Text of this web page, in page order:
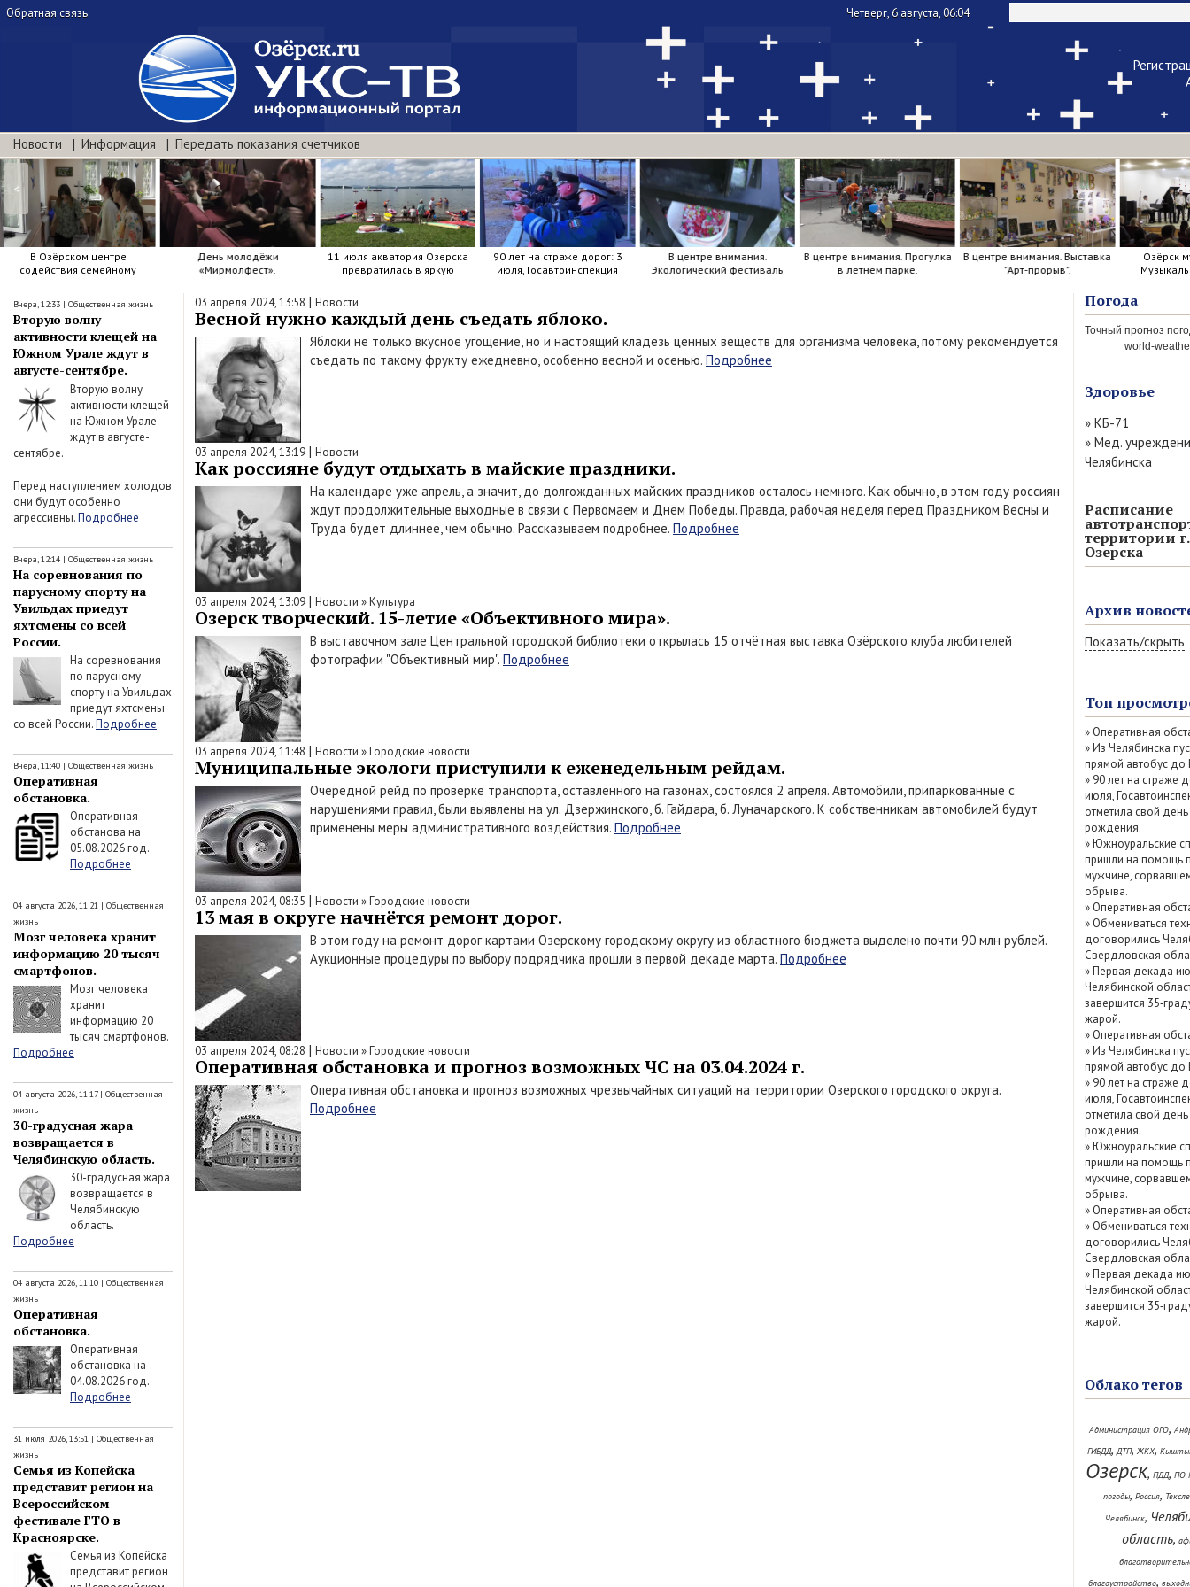
Обратная связь Четверг, 6 августа, 06:04
Чужой
Напомнить
Новости Информация Передать показания счетчиков
В Озёрском центре
содействия семейному
День молодёжи
«Мирмолфест».
11 июля акватория Озерска
превратилась в яркую
90 лет на страже дорог: 3
июля, Госавтоинспекция
В центре внимания.
Экологический фестиваль
В центре внимания. Прогулка
в летнем парке.
В центре внимания. Выставка
"Арт-прорыв".
Озёрск
<
Вчера, 12:33 | Общественная жизнь
Вторую волну
активности клещей на
Южном Урале ждут в
августе-сентябре.
Вторую волну
активности клещей
на Южном Урале
ждут в августе-
сентябре.
Перед наступлением холодов
они будут особенно
агрессивны.Подробнее
Вчера, 12:14 | Общественная жизнь
На соревнования по
парусному спорту на
Увильдах приедут
яхтсмены со всей
России.
На соревнования
по парусному
спорту на Увильдах
приедут яхтсмены
со всей России.Подробнее
Вчера, 11:40 | Общественная жизнь
Оперативная
обстановка.
Оперативная
обстанова на
05.08.2026 год.
Подробнее
04 августа 2026, 11:21 | Общественная
жизнь
Мозг человека хранит
информацию 20 тысяч
смартфонов.
Мозг человека
хранит
информацию 20
тысяч смартфонов.
Подробнее
04 августа 2026, 11:17| Общественная
жизнь
30-градусная жара
возвращается в
Челябинскую область.
30-градусная жара
возвращается в
Челябинскую
область.
Подробнее
04 августа 2026, 11:10 | Общественная
жизнь
Оперативная
обстановка.
Оперативная
обстановка на
04.08.2026 год.
Подробнее
31 июля 2026, 13:51 | Общественная
жизнь
Семья из Копейска
представит регион на
Всероссийском
фестивале ГТО в
Красноярске.
Семья из Копейска
представит регион
03 апреля 2024, 13:58 | Новости
Весной нужно каждый день съедать яблоко.
Яблоки не только вкусное угощение, но и настоящий кладезь ценных веществ для организма человека, потому рекомендуется
съедать по такому фрукту ежедневно, особенно весной и осенью. Подробнее
03 апреля 2024, 13:19 | Новости
Как россияне будут отдыхать в майские праздники.
На календаре уже апрель, а значит, до долгожданных майских праздников осталось немного. Как обычно, в этом году россиян
ждут продолжительные выходные в связи с Первомаем и Днем Победы. Правда, рабочая неделя перед Праздником Весны и
Труда будет длиннее, чем обычно. Рассказываем подробнее. Подробнее
03 апреля 2024, 13:09 | Новости »Культура
Озерск творческий. 15-летие «Объективного мира».
В выставочном зале Центральной городской библиотеки открылась 15 отчётная выставка Озёрского клуба любителей
фотографии "Объективный мир". Подробнее
03 апреля 2024, 11:48 | Новости »Городские новости
Муниципальные экологи приступили к еженедельным рейдам.
Очередной рейд по проверке транспорта, оставленного на газонах, состоялся 2 апреля. Автомобили, припаркованные с
нарушениями правил, были выявлены на ул. Дзержинского, б. Гайдара, б. Луначарского. К собственникам автомобилей будут
применены меры административного воздействия. Подробнее
03 апреля 2024, 08:35 | Новости »Городские новости
13 мая в округе начнётся ремонт дорог.
В этом году на ремонт дорог картами Озерскому городскому округу из областного бюджета выделено почти 90 млн рублей.
Аукционные процедуры по выбору подрядчика прошли в первой декаде марта. Подробнее
03 апреля 2024, 08:28 | Новости »Городские новости
Оперативная обстановка и прогноз возможных ЧС на 03.04.2024 г.
Оперативная обстановка и прогноз возможных чрезвычайных ситуаций на территории Озерского городского округа.
Подробнее
Погода
world-
Здоровье
» КБ-71
» Мед.
Челябинска
Расписание
территории г.
Озерска
Архив
Показать/скрыть
Июль 2026 (77)
Июнь 2026 (52)
Май 2026 (69)
Апрель 2026
Март 2026 (79)
Показать /
архив
Топ
» Оперативная
»Из Челябинска
прямой автобус
» 90 лет на страже
июля,
отметила свой день
рождения.
»Южноуральские
пришли на помощь
мужчине,
обрыва.
» Оперативная
» Обмениваться
договорились
Свердловская
»Первая декада
Челябинской
завершится
жарой.
» Оперативная
»Из Челябинска
прямой автобус
» 90 лет на страже
июля,
отметила свой день
рождения.
»Южноуральские
пришли на помощь
мужчине,
обрыва.
» Оперативная
» Обмениваться
договорились
Свердловская
»Первая декада
Челябинской
завершится
жарой.
Облако тегов
Администрация ОГО,
ГИБДД,ДТП, ЖКХ,
Озерск, ПДД, ПО
погоды, Россия,
Челябинск,
область,
благоустройство,